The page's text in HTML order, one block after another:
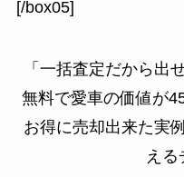
[/box05]
「一括査定だから出
無料で愛車の価値が
お得に売却出来た実
える